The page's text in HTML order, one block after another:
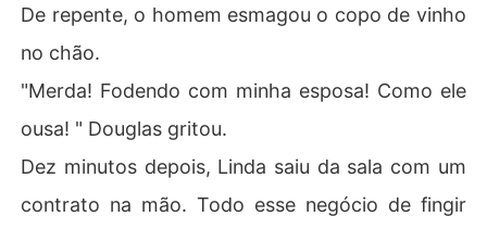
De repente, o homem esmagou o copo de vinho
no chão.
"Merda! Fodendo com minha esposa! Como ele
ousa! " Douglas gritou.
Dez minutos depois, Linda saiu da sala com um
contrato na mão. Todo esse negócio de fingir